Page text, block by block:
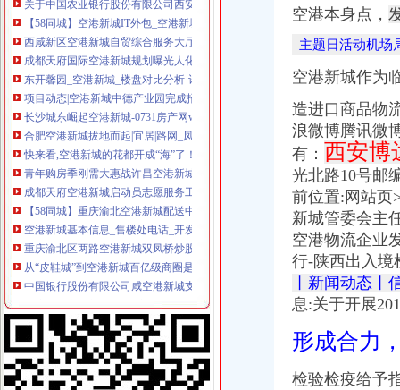
【58同城】空港新城IT外包_空港新城IT外包公司_空港新城IT外包服务
西咸新区空港新城自贸综合服务大厅启用_未来网
成都天府国际空港新城规划曝光人化开敞空间设计-本地资讯-装一网
东开馨园_空港新城_楼盘对比分析-许昌乐居
项目动态|空港新城中德产业园完成招标蓝开家电投产-我爱铺网
长沙城东崛起空港新城-0731房产网www.0731fdc.com
合肥空港新城拔地而起|宜居|路网_凤凰资讯
快来看,空港新城的花都开成“海”了！-咸论坛-华商论坛
青年购房季刚需大惠战许昌空港新城5月31日盛大开选-导购-许昌乐居
成都天府空港新城启动员志愿服务工作(图)_凤凰资讯
【58同城】重庆渝北空港新城配送中心_空港新城生活配送服务公司
空港新城基本信息_售楼处电话_开发商_配套信息-许昌乐居
重庆渝北区两路空港新城双凤桥炒股票开户联系人
从“皮鞋城”到空港新城百亿级商圈是如何蜕变的-两江新区官网
中国银行股份有限公司咸空港新城支行_【电话地址_招聘信息_注册
天府国际空港新城将建3座再生水厂_新闻_大众网
3万人居住的空港新城再添“168”学校！未来经开大社区落户合肥大
机场快线K04开通可直达空港新城枢纽站-上游新闻汇聚向上的力量
重庆空港,空港新城。保险柜防盗门,换芯-久久信息网
合肥新桥空港新城规划启动规划面积为100平方公里__万家热线-安徽
济南空港新城装修_济南空港新城装修
空港本身点，
主题日活动机场
空港新城作为
造进口商品物
浪微博腾讯微
有： 西安博
光北路10号邮
前位置:网站页
新城管委会主
空港物流企业
行-陕西出入境
丨新闻动态丨
息:关于开展
形成合力
检验检疫给予